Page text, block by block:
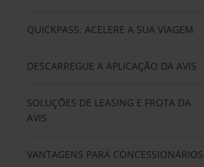
QUICKPASS: ACELERE A SUA VIAGEM
DESCARREGUE A APLICAÇÃO DA AVIS
SOLUÇÕES DE LEASING E FROTA DA
AVIS
VANTAGENS PARA CONCESSIONÁRIOS